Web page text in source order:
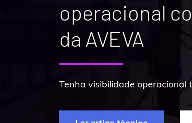
operacional
da AVEVA
Tenha visibilidade operacional